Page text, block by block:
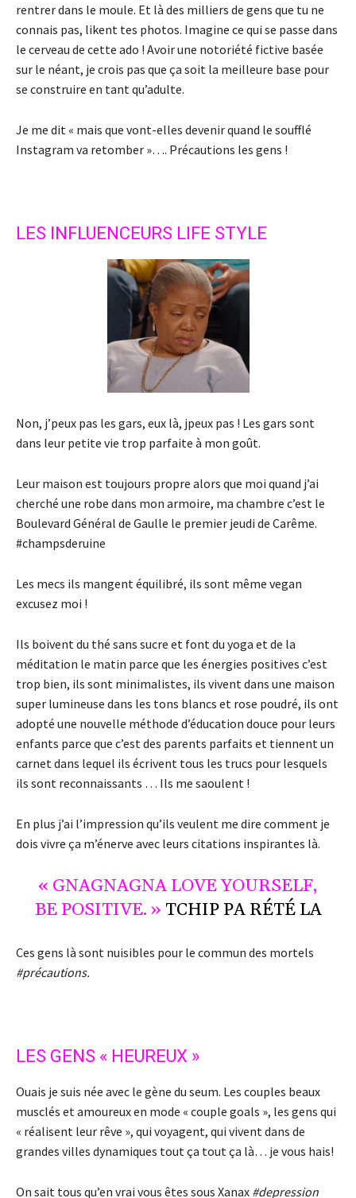
rentrer dans le moule. Et là des milliers de gens que tu ne
connais pas, likent tes photos. Imagine ce qui se passe dans
le cerveau de cette ado ! Avoir une notoriété fictive basée
sur le néant, je crois pas que ça soit la meilleure base pour
se construire en tant qu’adulte.
Je me dit « mais que vont-elles devenir quand le soufflé
Instagram va retomber »…. Précautions les gens !
LES INFLUENCEURS LIFE STYLE
Non, j’peux pas les gars, eux là, jpeux pas ! Les gars sont
dans leur petite vie trop parfaite à mon goût.
Leur maison est toujours propre alors que moi quand j’ai
cherché une robe dans mon armoire, ma chambre c’est le
Boulevard Général de Gaulle le premier jeudi de Carême.
#champsderuine
Les mecs ils mangent équilibré, ils sont même vegan
excusez moi !
Ils boivent du thé sans sucre et font du yoga et de la
méditation le matin parce que les énergies positives c’est
trop bien, ils sont minimalistes, ils vivent dans une maison
super lumineuse dans les tons blancs et rose poudré, ils ont
adopté une nouvelle méthode d’éducation douce pour leurs
enfants parce que c’est des parents parfaits et tiennent un
carnet dans lequel ils écrivent tous les trucs pour lesquels
ils sont reconnaissants … Ils me saoulent !
En plus j’ai l’impression qu’ils veulent me dire comment je
dois vivre ça m’énerve avec leurs citations inspirantes là.
« GNAGNAGNA LOVE YOURSELF,
BE POSITIVE. » TCHIP PA RÉTÉ LA
Ces gens là sont nuisibles pour le commun des mortels
#précautions.
LES GENS « HEUREUX »
Ouais je suis née avec le gène du seum. Les couples beaux
musclés et amoureux en mode « couple goals », les gens qui
« réalisent leur rêve », qui voyagent, qui vivent dans de
grandes villes dynamiques tout ça tout ça là… je vous hais!
On sait tous qu’en vrai vous êtes sous Xanax #depression